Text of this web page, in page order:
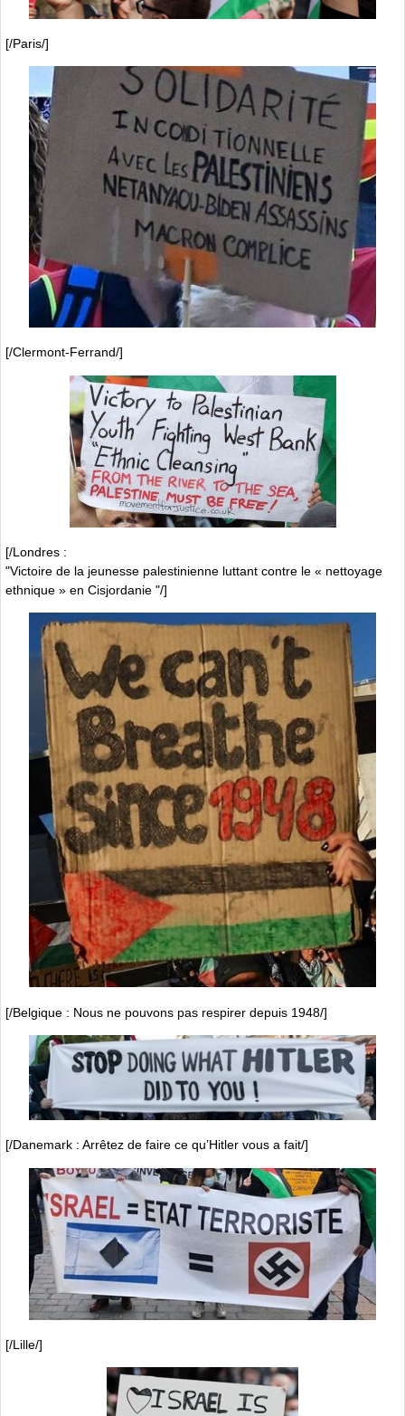
[/Paris/]
[/Clermont-Ferrand/]
[/Londres :
"Victoire de la jeunesse palestinienne luttant contre le « nettoyage
ethnique » en Cisjordanie "/]
[/Belgique : Nous ne pouvons pas respirer depuis 1948/]
[/Danemark : Arrêtez de faire ce qu’Hitler vous a fait/]
[/Lille/]